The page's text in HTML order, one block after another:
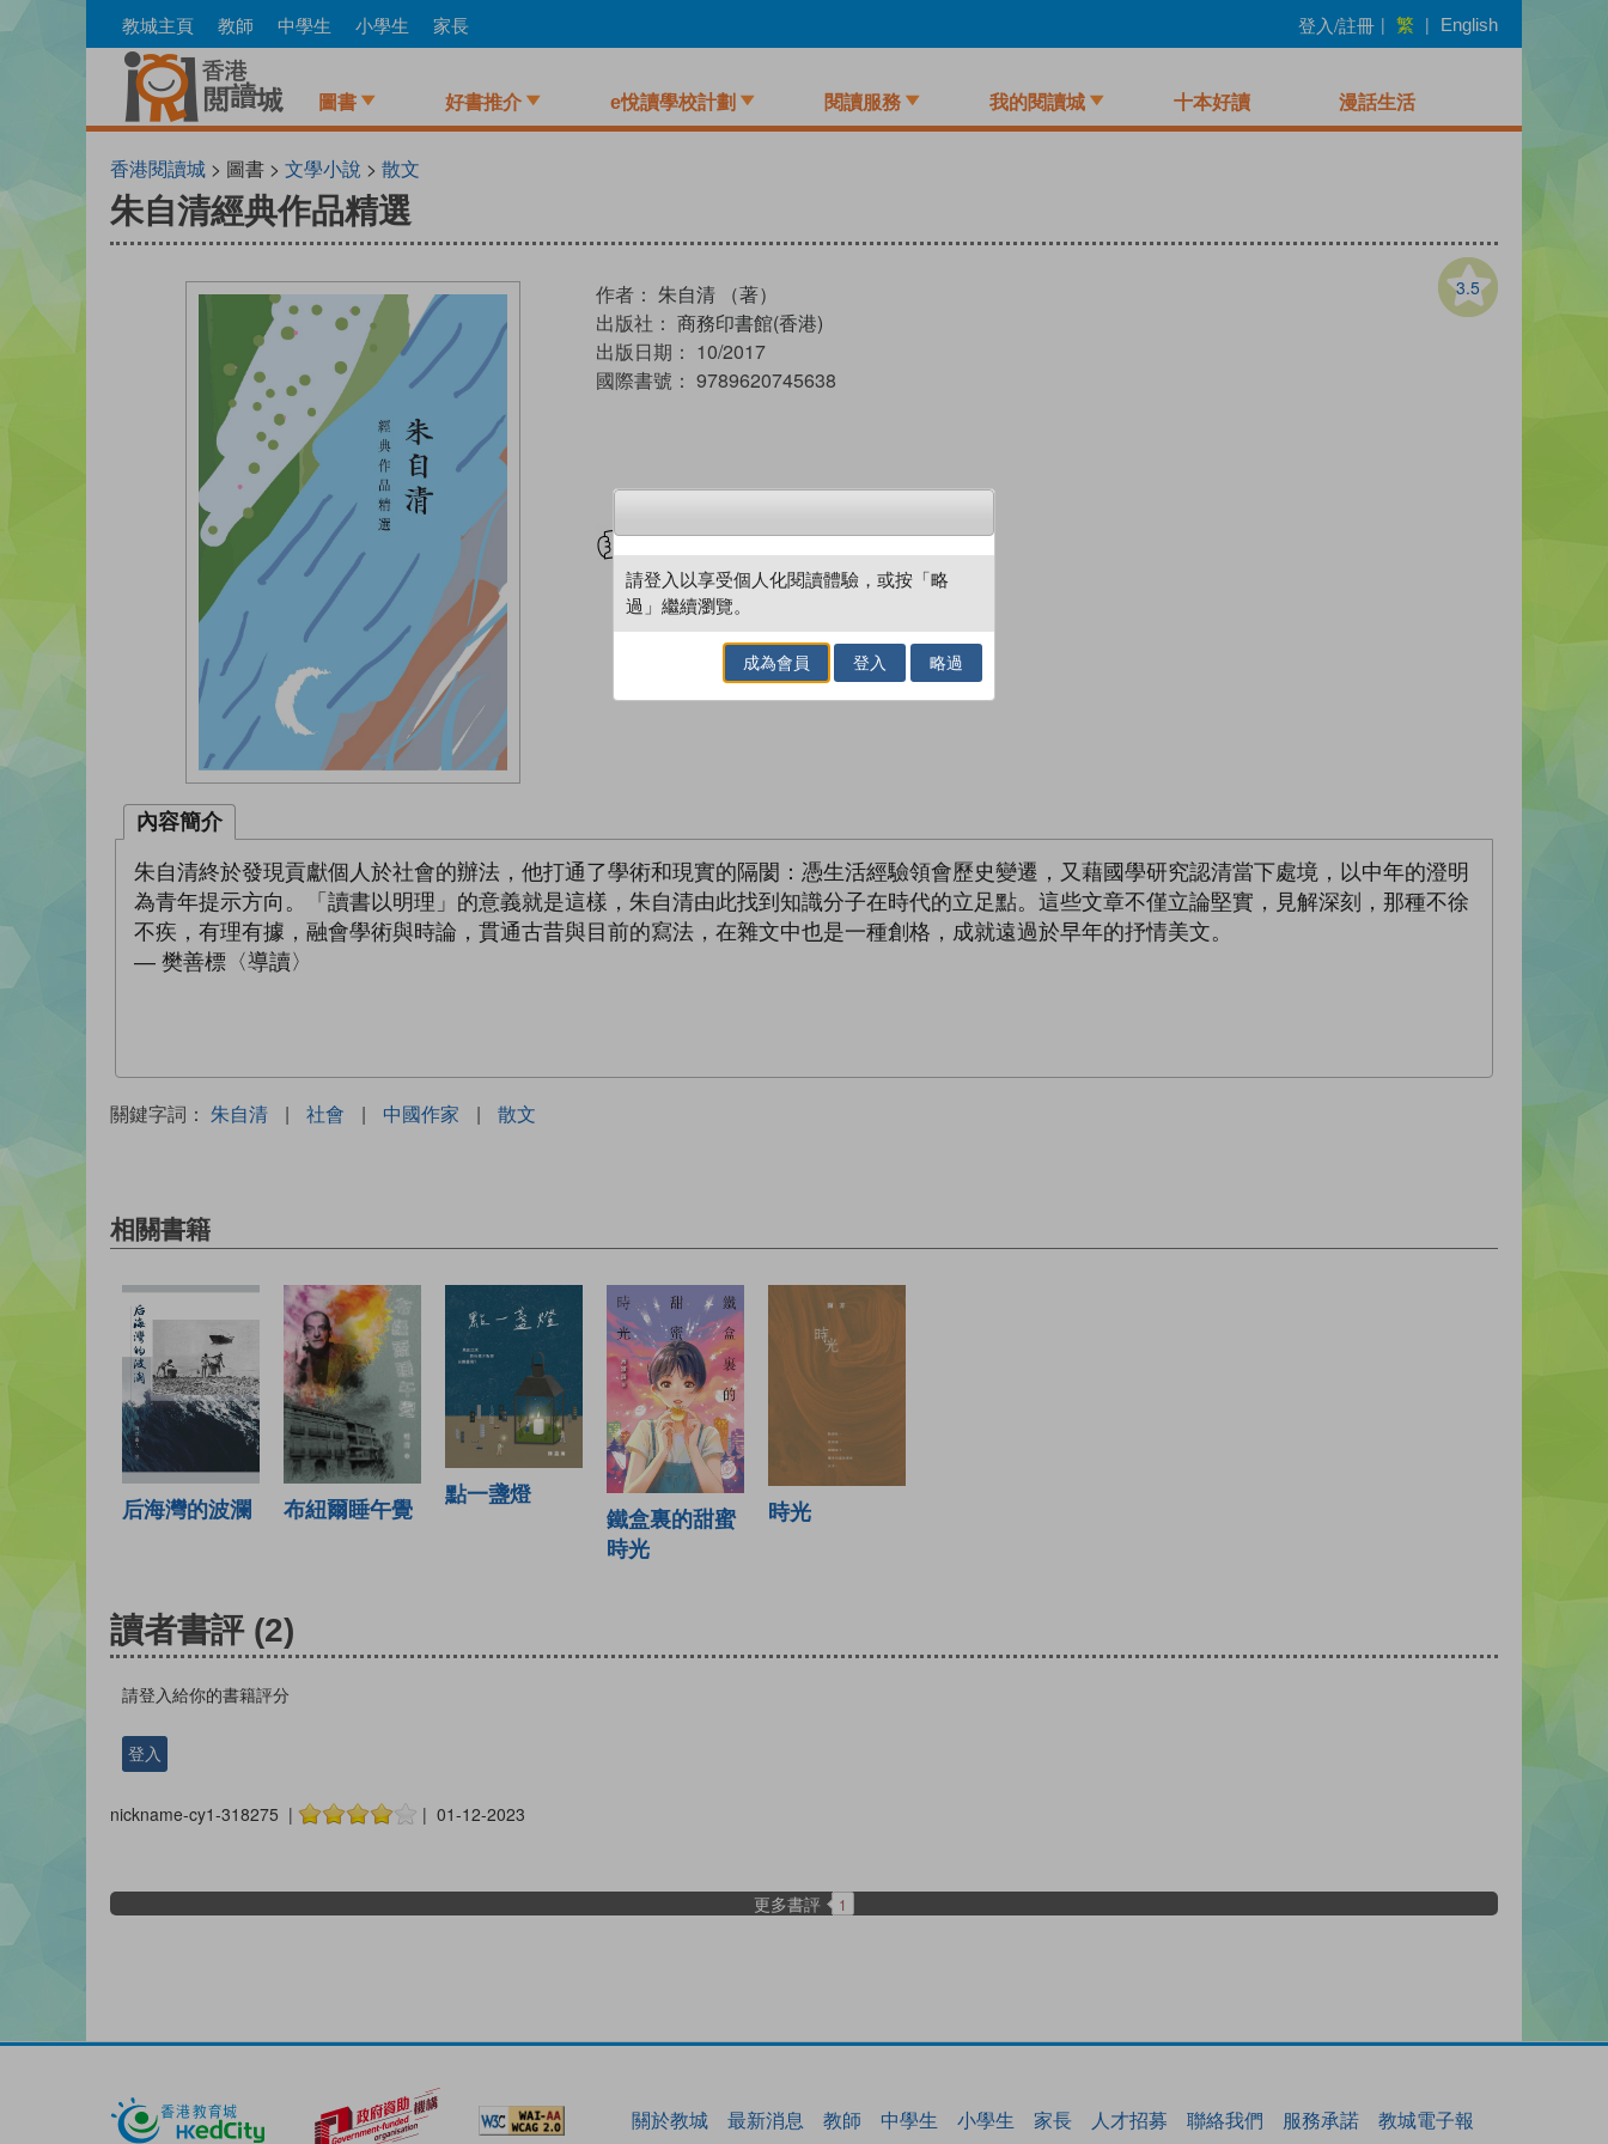
to
教城主頁 教師 中學生 小學生 家長 登入/註冊 | 繁 | English
圖書 好書推介 e悅讀學校計劃 閱讀服務 我的閱讀城 十本好讀 漫話生活
香港閱讀城 > 圖書 > 文學小說 > 散文
朱自清經典作品精選
3.5
作者： 朱自清 （著）
出版社： 商務印書館(香港)
出版日期： 10/2017
國際書號： 9789620745638
內容簡介
朱自清終於發現貢獻個人於社會的辦法，他打通了學術和現實的隔閡：憑生活經驗領會歷史變遷，又藉國學研究認清當下處境，以中年的澄明
為青年提示方向。「讀書以明理」的意義就是這樣，朱自清由此找到知識分子在時代的立足點。這些文章不僅立論堅實，見解深刻，那種不徐
不疾，有理有據，融會學術與時論，貫通古昔與目前的寫法，在雜文中也是一種創格，成就遠過於早年的抒情美文。
— 樊善標〈導讀〉
關鍵字詞： 朱自清 | 社會 | 中國作家 | 散文
相關書籍
后海灣的波瀾 布紐爾睡午覺
點一盞燈
鐵盒裏的甜蜜
時光
時光
讀者書評 (2)
請登入給你的書籍評分
登入
nickname-cy1-318275 | | 01-12-2023
更多書評 1
關於教城 最新消息 教師 中學生 小學生 家長 人才招募 聯絡我們 服務承諾 教城電子報
請登入以享受個人化閱讀體驗，或按「略
過」繼續瀏覽。
成為會員 登入 略過